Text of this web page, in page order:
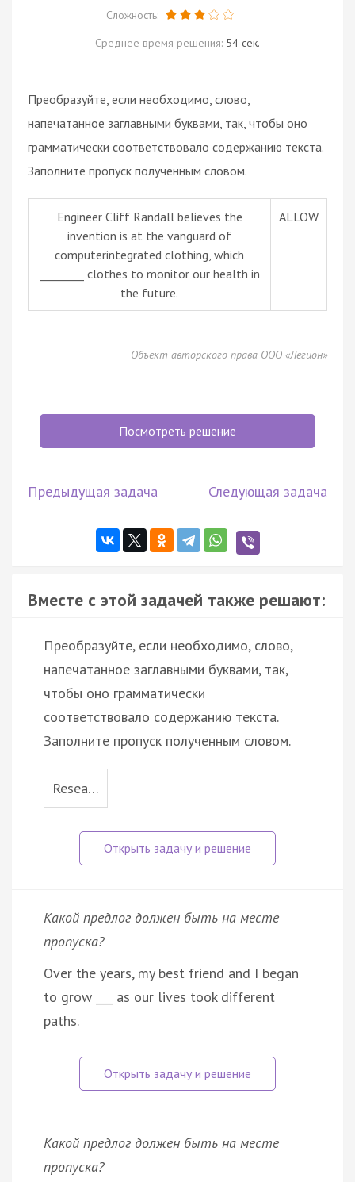
Сложность:
Среднее время решения: 54 сек.
Преобразуйте, если необходимо, слово,
напечатанное заглавными буквами, так, чтобы оно
грамматически соответствовало содержанию текста.
Заполните пропуск полученным словом.
Engineer Cliff Randall believes the
invention is at the vanguard of
computerintegrated clothing, which
________ clothes to monitor our health in
the future.
ALLOW
Объект авторского права ООО «Легион»
Посмотреть решение
Предыдущая задача Следующая задача
Вместе с этой задачей также решают:
Преобразуйте, если необходимо, слово,
напечатанное заглавными буквами, так,
чтобы оно грамматически
соответствовало содержанию текста.
Заполните пропуск полученным словом.
Resea…
Какой предлог должен быть на месте
пропуска?
Over the years, my best friend and I began
to grow ___ as our lives took different
paths.
Какой предлог должен быть на месте
пропуска?